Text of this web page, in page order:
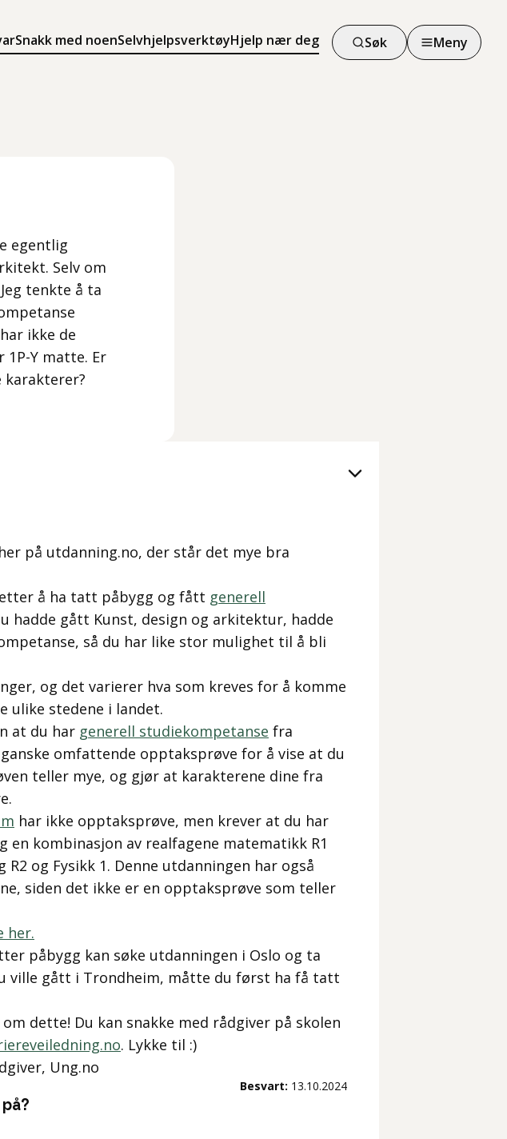
Snakk med noenSelvhjelpsverktøyHjelp nær deg Søk Meny
egentlig
Selv om
tenkte å ta
ikke de
Y matte. Er
på utdanning.no, der står det mye bra
å ha tatt påbygg og fått generell
hadde gått Kunst, design og arkitektur, hadde
så du har like stor mulighet til å bli
og det varierer hva som kreves for å komme
ulike stedene i landet.
at du har generell studiekompetanse fra
omfattende opptaksprøve for å vise at du
teller mye, og gjør at karakterene dine fra
har ikke opptaksprøve, men krever at du har
en kombinasjon av realfagene matematikk R1
R2 og Fysikk 1. Denne utdanningen har også
siden det ikke er en opptaksprøve som teller
her.
påbygg kan søke utdanningen i Oslo og ta
ville gått i Trondheim, måtte du først ha få tatt
dette! Du kan snakke med rådgiver på skolen
. Lykke til :)
Ung.no
Besvart: 13.10.2024